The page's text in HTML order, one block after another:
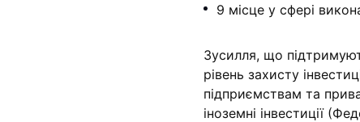
9 місце у сфері
Зусилля, що
рівень захисту
підприємствам та
іноземні інвестиції